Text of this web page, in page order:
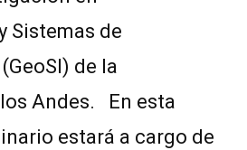
Sistemas de
de la
Andes. En esta
estará a cargo de